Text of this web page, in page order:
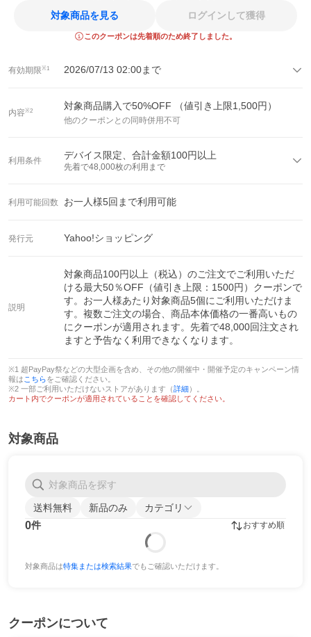
対象商品を見る ログインして獲得
このクーポンは先着順のため終了しました。
有効期限※1 2026/07/13 02:00まで
内容※2 対象商品購入で50%OFF （値引き上限1,500円）
他のクーポンとの同時併用不可
利用条件 デバイス限定、合計金額100円以上
先着で48,000枚の利用まで
利用可能回数 お一人様5回まで利用可能
発行元 Yahoo!ショッピング
説明
対象商品100円以上（税込）のご注文でご利用いただ
ける最大50％OFF（値引き上限：1500円）クーポンで
す。お一人様あたり対象商品5個にご利用いただけま
す。複数ご注文の場合、商品本体価格の一番高いもの
にクーポンが適用されます。先着で48,000回注文され
ますと予告なく利用できなくなります。
※1 超PayPay祭などの大型企画を含め、その他の開催中・開催予定のキャンペーン情
報は こちらをご確認ください。
※2 一部ご利用いただけないストアがあります（詳細）。
カート内でクーポンが適用されていることを確認してください。
対象商品
送料無料 新品のみ カテゴリ
0件 おすすめ順
対象商品は特集または検索結果でもご確認いただけます。
クーポンについて